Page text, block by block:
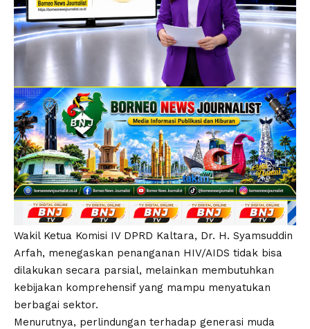
Wakil Ketua Komisi IV DPRD Kaltara, Dr. H. Syamsuddin
Arfah, menegaskan penanganan HIV/AIDS tidak bisa
dilakukan secara parsial, melainkan membutuhkan
kebijakan komprehensif yang mampu menyatukan
berbagai sektor.
Menurutnya, perlindungan terhadap generasi muda